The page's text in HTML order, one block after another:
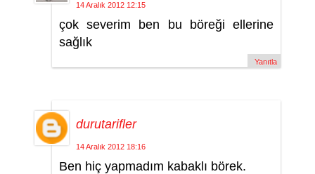
14 Aralık 2012 12:15
çok severim ben bu böreği ellerine
sağlık
Yanıtla
durutarifler
14 Aralık 2012 18:16
Ben hiç yapmadım kabaklı börek.